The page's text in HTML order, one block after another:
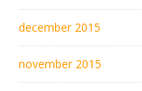
december 2015
november 2015